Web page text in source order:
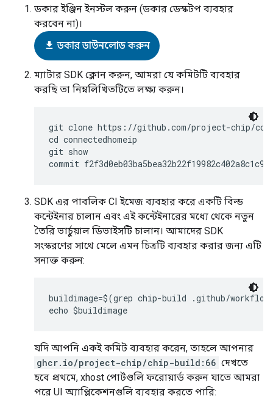
ডকার ইঞ্জিন ইনস্টল করুন (ডকার ডেস্কটপ ব্যবহার
করবেন না)।
file_download ডকার ডাউনলোড করুন
ম্যাটার SDK ক্লোন করুন, আমরা যে কমিটটি ব্যবহার
করছি তা নিম্নলিখিতটিতে লক্ষ্য করুন।
git clone https://github.com/project-chip/
cd connectedhomeip
git show
SDK এর পাবলিক CI ইমেজ ব্যবহার করে একটি বিল্ড
কন্টেইনার চালান এবং এই কন্টেইনারের মধ্যে থেকে নতুন
তৈরি ভার্চুয়াল ডিভাইসটি চালান। আমাদের SDK
সংস্করণের সাথে মেলে এমন চিত্রটি ব্যবহার করার জন্য এটি
সনাক্ত করুন:
buildimage=$(grep chip-build .github/
যদি আপনি একই কমিট ব্যবহার করেন, তাহলে আপনার
ghcr.io/project-chip/chip-build:66 দেখতে
হবে প্রথমে, xhost পোর্টগুলি ফরোয়ার্ড করুন যাতে আমরা
পরে UI অ্যাপ্লিকেশনগুলি ব্যবহার করতে পারি: